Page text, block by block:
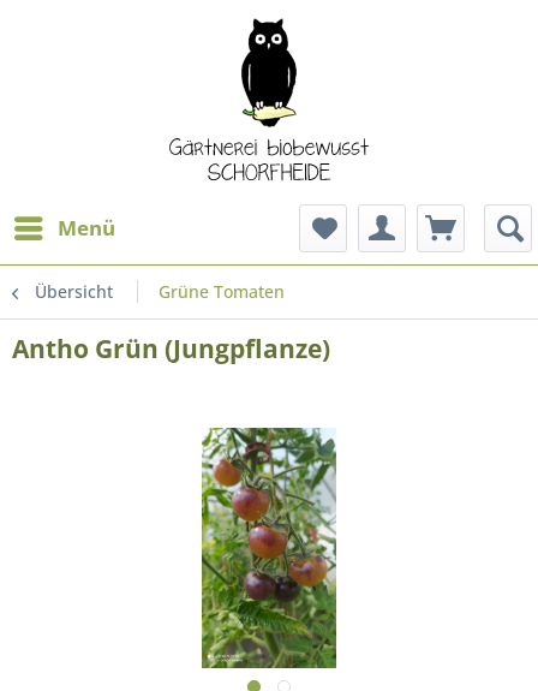
Menü
Übersicht Grüne Tomaten
Antho Grün (Jungpflanze)